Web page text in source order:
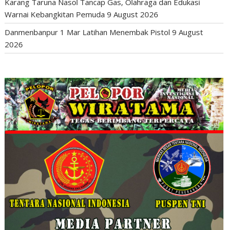
Warnai Kebangkitan Pemuda 9 August 2026
Danmenbanpur 1 Mar Latihan Menembak Pistol 9 August
2026